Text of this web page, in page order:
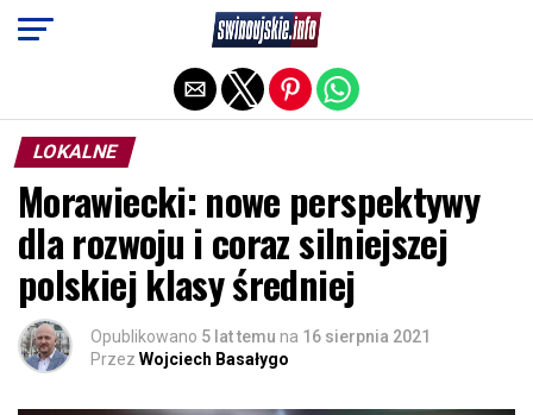
LOKALNE
Morawiecki: nowe perspektywy
dla rozwoju i coraz silniejszej
polskiej klasy średniej
Opublikowano 5 lat temu na 16 sierpnia 2021
Przez Wojciech Basałygo
Exit mobile version